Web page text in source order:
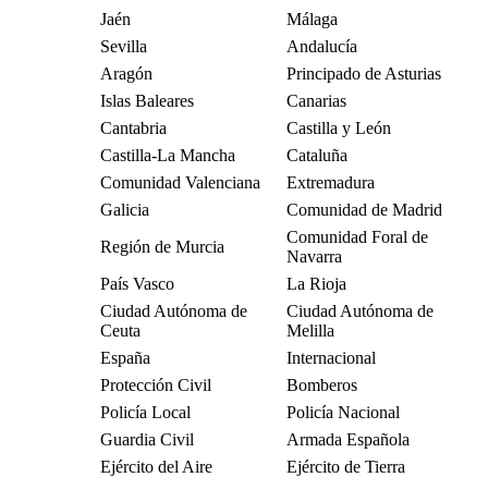
Jaén
Málaga
Sevilla
Andalucía
Aragón
Principado de Asturias
Islas Baleares
Canarias
Cantabria
Castilla y León
Castilla-La Mancha
Cataluña
Comunidad Valenciana
Extremadura
Galicia
Comunidad de Madrid
Región de Murcia
Comunidad Foral de
Navarra
País Vasco
La Rioja
Ciudad Autónoma de
Ceuta
Ciudad Autónoma de
Melilla
España
Internacional
Protección Civil
Bomberos
Policía Local
Policía Nacional
Guardia Civil
Armada Española
Ejército del Aire
Ejército de Tierra